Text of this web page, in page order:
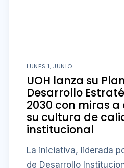
LUNES 1, JUNIO
UOH lanza su
Desarrollo
2030 con miras
su cultura de
institucional
La iniciativa, liderada
de Desarrollo